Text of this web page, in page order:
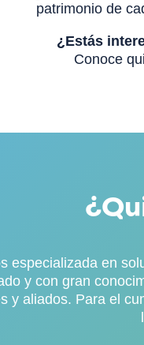
patrimonio de
¿Estás
Conoce
especializada en
y con gran
y aliados. Para el